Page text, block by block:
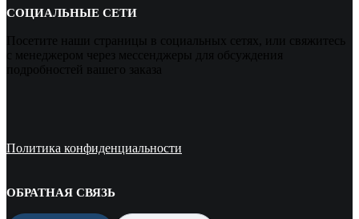
СОЦИАЛЬНЫЕ СЕТИ
Посетите наши страницы в социальных сетях, или свяжитесь
с менеджером через мессенджеры для обсуждения
подробностей вашего заказа
Политика конфиденциальности
ОБРАТНАЯ СВЯЗЬ